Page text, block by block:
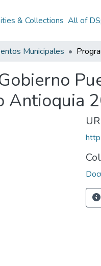
& Collections All of
Municipales
Antioquia